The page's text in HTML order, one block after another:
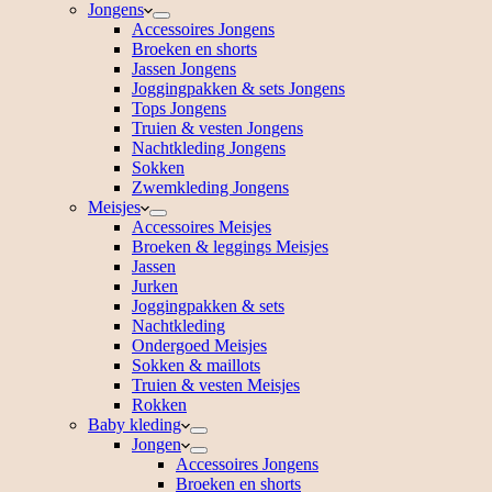
Jongens
Accessoires Jongens
Broeken en shorts
Jassen Jongens
Joggingpakken & sets Jongens
Tops Jongens
Truien & vesten Jongens
Nachtkleding Jongens
Sokken
Zwemkleding Jongens
Meisjes
Accessoires Meisjes
Broeken & leggings Meisjes
Jassen
Jurken
Joggingpakken & sets
Nachtkleding
Ondergoed Meisjes
Sokken & maillots
Truien & vesten Meisjes
Rokken
Baby kleding
Jongen
Accessoires Jongens
Broeken en shorts